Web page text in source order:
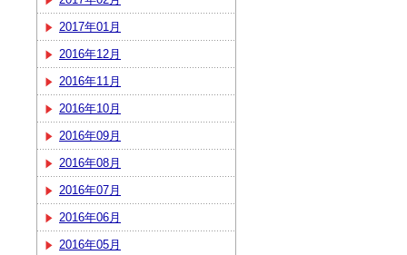
2017年01月
2016年12月
2016年11月
2016年10月
2016年09月
2016年08月
2016年07月
2016年06月
2016年05月